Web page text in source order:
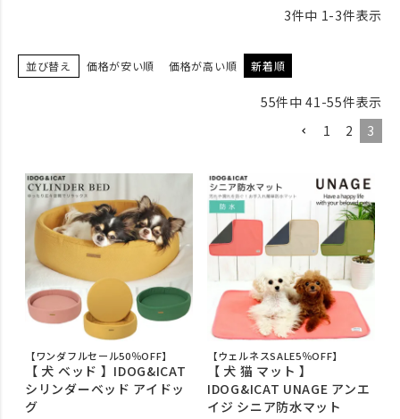
3件中 1-3件表示
並び替え 価格が安い順 価格が高い順 新着順
55件中 41-55件表示
1
2 3
【ワンダフルセール50％OFF】
【 犬 ベッド 】IDOG&ICAT
シリンダーベッド アイドッ
グ
【ウェルネスSALE5％OFF】
【 犬 猫 マット 】
IDOG&ICAT UNAGE アンエ
イジ シニア防水マット